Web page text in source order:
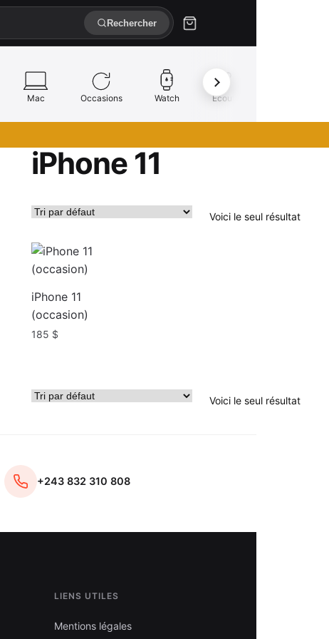
Rechercher
Mac Occasions Watch Écouteurs
iPhone 11
Voici le seul résultat
iPhone 11
(occasion)
185 $
Voici le seul résultat
+243 832 310 808
LIENS UTILES
Mentions légales